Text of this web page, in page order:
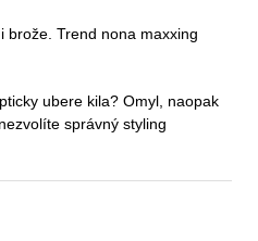
brože. Trend nona maxxing
ubere kila? Omyl, naopak
správný styling